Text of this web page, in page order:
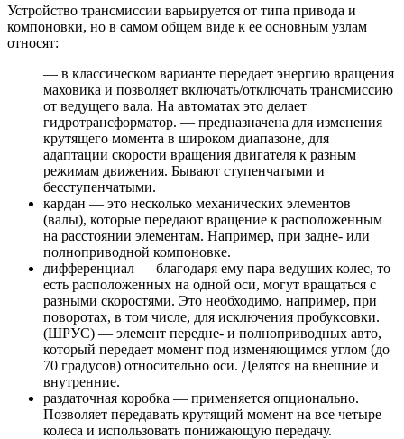
Устройство трансмиссии варьируется от типа привода и
компоновки, но в самом общем виде к ее основным узлам
относят:
— в классическом варианте передает энергию вращения
маховика и позволяет включать/отключать трансмиссию
от ведущего вала. На автоматах это делает
гидротрансформатор. — предназначена для изменения
крутящего момента в широком диапазоне, для
адаптации скорости вращения двигателя к разным
режимам движения. Бывают ступенчатыми и
бесступенчатыми.
кардан — это несколько механических элементов
(валы), которые передают вращение к расположенным
на расстоянии элементам. Например, при задне- или
полноприводной компоновке.
дифференциал — благодаря ему пара ведущих колес, то
есть расположенных на одной оси, могут вращаться с
разными скоростями. Это необходимо, например, при
поворотах, в том числе, для исключения пробуксовки.
(ШРУС) — элемент передне- и полноприводных авто,
который передает момент под изменяющимся углом (до
70 градусов) относительно оси. Делятся на внешние и
внутренние.
раздаточная коробка — применяется опционально.
Позволяет передавать крутящий момент на все четыре
колеса и использовать понижающую передачу.